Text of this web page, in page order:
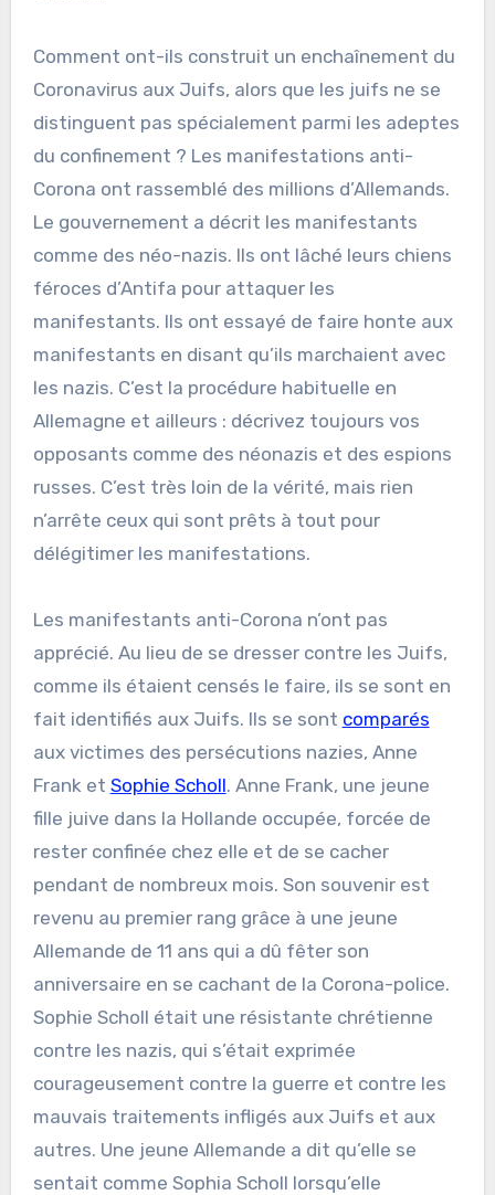
Comment ont-ils construit un enchaînement du
Coronavirus aux Juifs, alors que les juifs ne se
distinguent pas spécialement parmi les adeptes
du confinement ? Les manifestations anti-
Corona ont rassemblé des millions d’Allemands.
Le gouvernement a décrit les manifestants
comme des néo-nazis. Ils ont lâché leurs chiens
féroces d’Antifa pour attaquer les
manifestants. Ils ont essayé de faire honte aux
manifestants en disant qu’ils marchaient avec
les nazis. C’est la procédure habituelle en
Allemagne et ailleurs : décrivez toujours vos
opposants comme des néonazis et des espions
russes. C’est très loin de la vérité, mais rien
n’arrête ceux qui sont prêts à tout pour
délégitimer les manifestations.
Les manifestants anti-Corona n’ont pas
apprécié. Au lieu de se dresser contre les Juifs,
comme ils étaient censés le faire, ils se sont en
fait identifiés aux Juifs. Ils se sont comparés
aux victimes des persécutions nazies, Anne
Frank et Sophie Scholl. Anne Frank, une jeune
fille juive dans la Hollande occupée, forcée de
rester confinée chez elle et de se cacher
pendant de nombreux mois. Son souvenir est
revenu au premier rang grâce à une jeune
Allemande de 11 ans qui a dû fêter son
anniversaire en se cachant de la Corona-police.
Sophie Scholl était une résistante chrétienne
contre les nazis, qui s’était exprimée
courageusement contre la guerre et contre les
mauvais traitements infligés aux Juifs et aux
autres. Une jeune Allemande a dit qu’elle se
sentait comme Sophia Scholl lorsqu’elle